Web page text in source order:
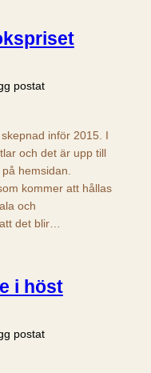
postat
inför 2015. I
och det är upp till
hemsidan.
kommer att hållas
och
det blir…
i höst
postat